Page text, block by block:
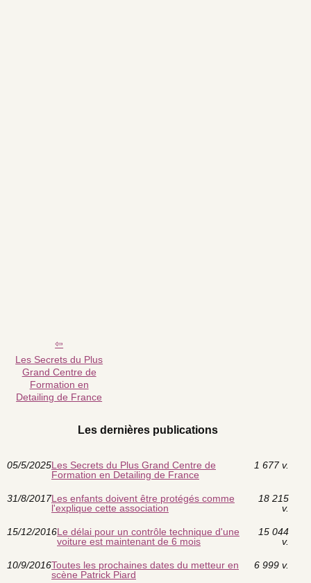
Les Secrets du Plus
Grand Centre de
Formation en
Detailing de France
Les dernières publications
05/5/2025Les Secrets du Plus Grand Centre de
Formation en Detailing de France
1 677 v.
31/8/2017Les enfants doivent être protégés comme
l'explique cette association
18 215
v.
15/12/2016Le délai pour un contrôle technique d'une
voiture est maintenant de 6 mois
15 044
v.
10/9/2016Toutes les prochaines dates du metteur en
scène Patrick Piard
6 999 v.